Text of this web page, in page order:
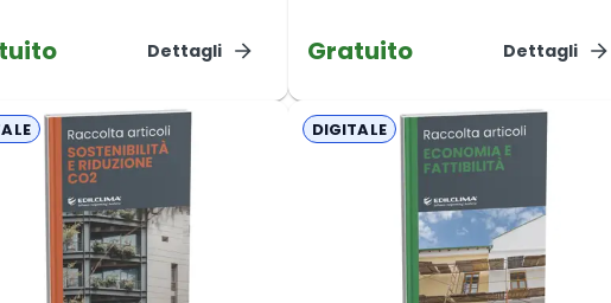
Dettagli Gratuito Dettagli
DIGITALE